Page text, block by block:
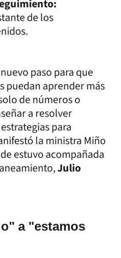
de los
paso para que
puedan aprender más
de números o
a resolver
para
la ministra Miño
estuvo acompañada
Julio
a "estamos